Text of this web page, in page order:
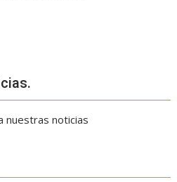
nuestras noticias